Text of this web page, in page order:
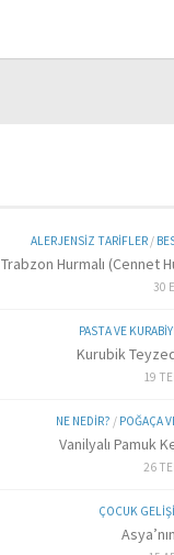
ALERJENSIZ TARIFLER/
Trabzon Hurmalı (Cennet
30
PASTA VE
Kurubik
19
NE NEDIR? / POĞAÇA
Vanilyalı Pamuk
26
ÇOCUK